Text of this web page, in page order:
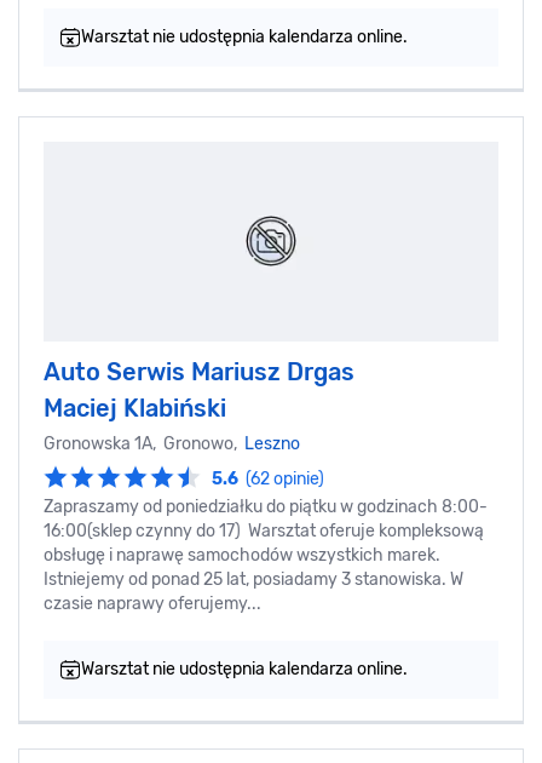
Warsztat nie udostępnia kalendarza online.
Auto Serwis Mariusz Drgas
Maciej Klabiński
Gronowska 1A, Gronowo, Leszno
5.6 (62 opinie)
Zapraszamy od poniedziałku do piątku w godzinach 8:00-
16:00(sklep czynny do 17) Warsztat oferuje kompleksową
obsługę i naprawę samochodów wszystkich marek.
Istniejemy od ponad 25 lat, posiadamy 3 stanowiska. W
czasie naprawy oferujemy...
Warsztat nie udostępnia kalendarza online.